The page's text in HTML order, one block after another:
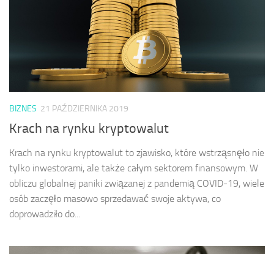
BIZNES 21 PAŹDZIERNIKA 2019
Krach na rynku kryptowalut
Krach na rynku kryptowalut to zjawisko, które wstrząsnęło nie
tylko inwestorami, ale także całym sektorem finansowym. W
obliczu globalnej paniki związanej z pandemią COVID-19, wiele
osób zaczęło masowo sprzedawać swoje aktywa, co
doprowadziło do...